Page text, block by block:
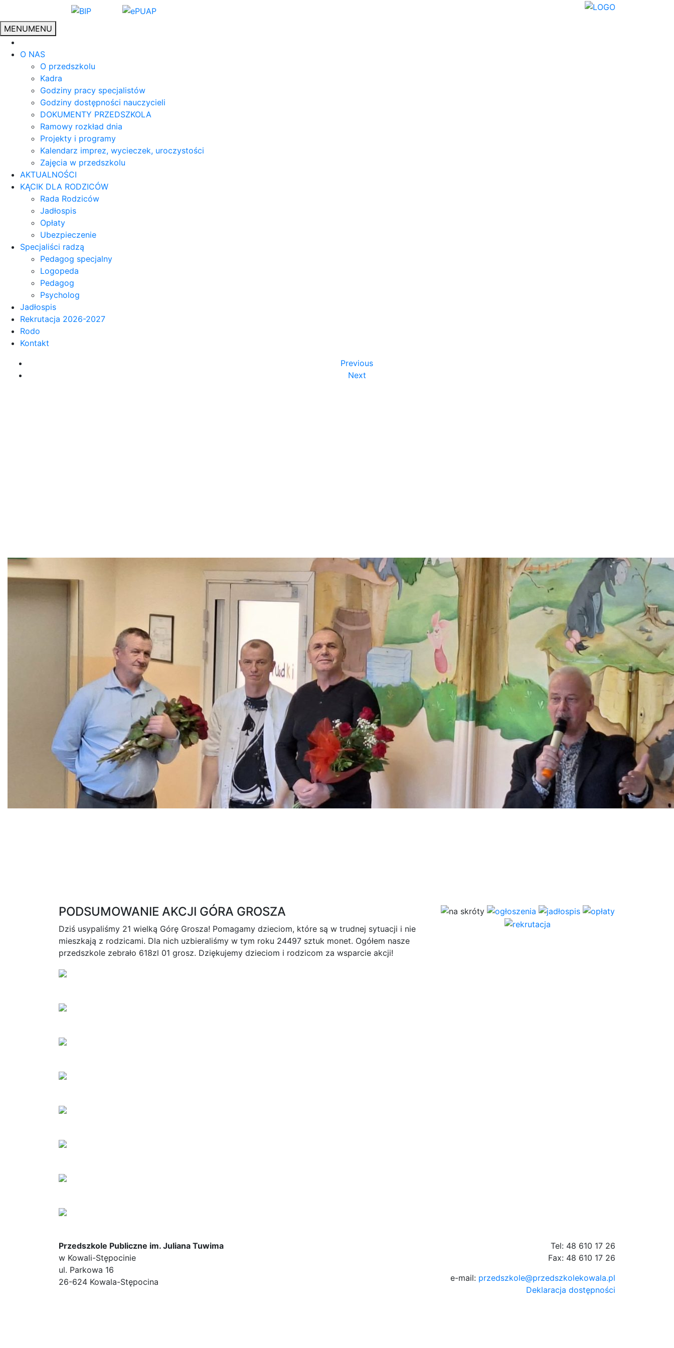
MENUMENU
O NAS
O przedszkolu
Kadra
Godziny pracy specjalistów
Godziny dostępności nauczycieli
DOKUMENTY PRZEDSZKOLA
Ramowy rozkład dnia
Projekty i programy
Kalendarz imprez, wycieczek, uroczystości
Zajęcia w przedszkolu
AKTUALNOŚCI
KĄCIK DLA RODZICÓW
Rada Rodziców
Jadłospis
Opłaty
Ubezpieczenie
Specjaliści radzą
Pedagog specjalny
Logopeda
Pedagog
Psycholog
Jadłospis
Rekrutacja 2026-2027
Rodo
Kontakt
Previous
Next
PODSUMOWANIE AKCJI GÓRA GROSZA
Dziś usypaliśmy 21 wielką Górę Grosza! Pomagamy dzieciom, które są w trudnej sytuacji i nie
mieszkają z rodzicami. Dla nich uzbieraliśmy w tym roku 24497 sztuk monet. Ogółem nasze
przedszkole zebrało 618zl 01 grosz. Dziękujemy dzieciom i rodzicom za wsparcie akcji!
Przedszkole Publiczne im. Juliana Tuwima
w Kowali-Stępocinie
ul. Parkowa 16
26-624 Kowala-Stępocina
Tel: 48 610 17 26
Fax: 48 610 17 26
e-mail: przedszkole@przedszkolekowala.pl
Deklaracja dostępności